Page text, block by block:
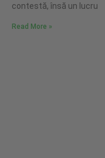
contestă, însă un lucru
Read More »